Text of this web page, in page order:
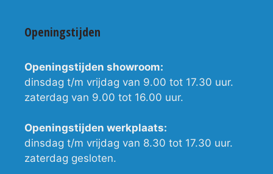
Openingstijden
Openingstijden showroom:
dinsdag t/m vrijdag van 9.00 tot 17.30 uur.
zaterdag van 9.00 tot 16.00 uur.
Openingstijden werkplaats:
dinsdag t/m vrijdag van 8.30 tot 17.30 uur.
zaterdag gesloten.